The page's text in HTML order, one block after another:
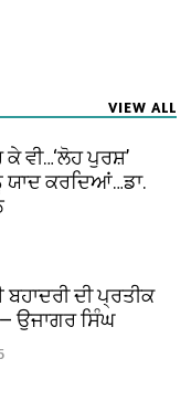
VIEW ALL
ਵੀ…‘ਲੋਹ ਪੁਰਸ਼’
ਕਰਦਿਆਂ…ਡਾ.
ਦੀ ਪ੍ਰਤੀਕ
ਉਜਾਗਰ ਸਿੰਘ